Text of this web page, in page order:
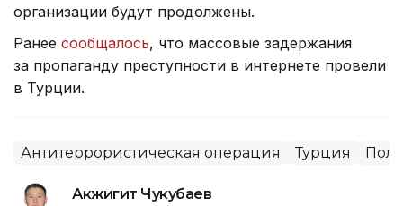
организации будут продолжены.
Ранее сообщалось, что массовые задержания
за пропаганду преступности в интернете провели
в Турции.
Антитеррористическая операция Турция
Акжигит Чукубаев